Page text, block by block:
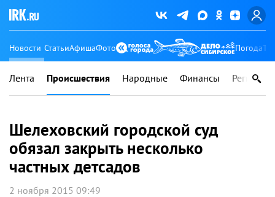
Новости СтатьиАфишаФото Погода
Лента Происшествия Народные Финансы Регионы
Шелеховский городской суд
обязал закрыть несколько
частных детсадов
2 ноября 2015 09:49